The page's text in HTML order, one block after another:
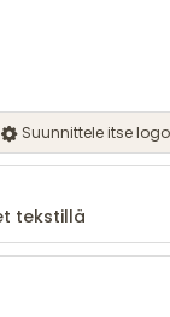
Suunnittele itse
tekstillä